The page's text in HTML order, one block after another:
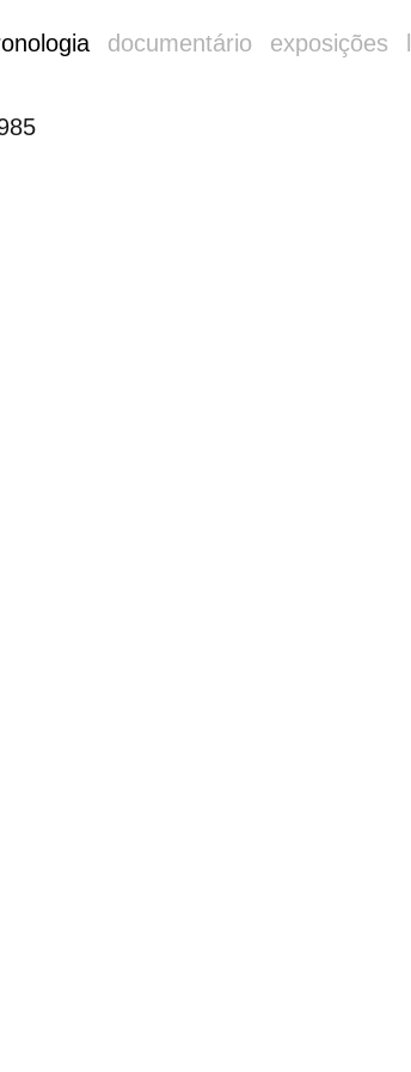
documentário exposições